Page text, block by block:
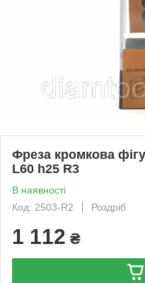
Фреза кромкова
L60 h25 R3
В наявності
Код: 2503-R2
Роздріб
1 112 ₴